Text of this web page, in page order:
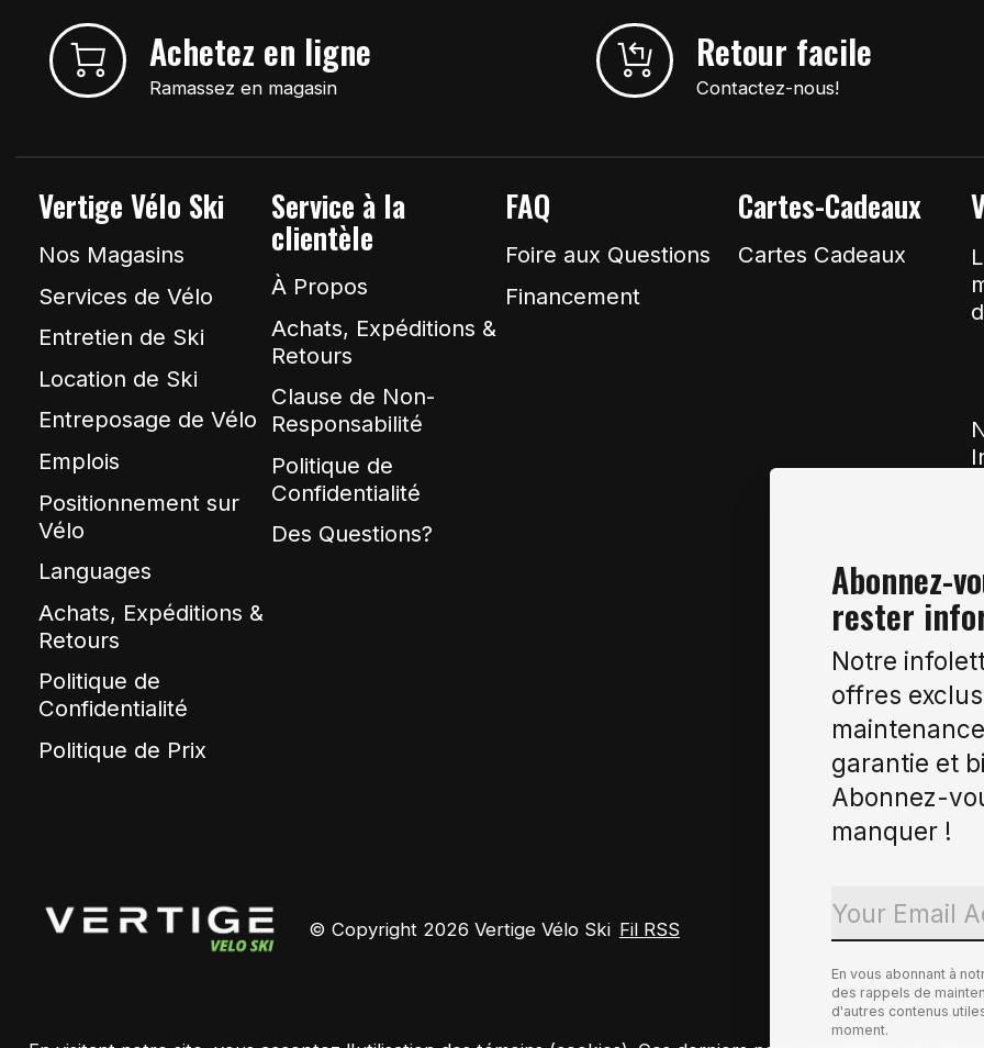
Achetez en ligne
Ramassez en magasin
Retour facile
Contactez-nous!
Vertige Vélo Ski
Nos Magasins
Services de Vélo
Entretien de Ski
Location de Ski
Entreposage de Vélo
Emplois
Positionnement sur
Vélo
Languages
Achats, Expéditions &
Retours
Politique de
Confidentialité
Politique de Prix
Service à la
clientèle
À Propos
Achats, Expéditions &
Retours
Clause de Non-
Responsabilité
Politique de
Confidentialité
Des Questions?
FAQ
Foire aux Questions
Financement
Cartes-Cadeaux
Cartes Cadeaux
© Copyright 2026 Vertige Vélo Ski Fil RSS
Abonnez-
rester
Notre
offres
garantie et
Abonnez-
manquer !
En vous abonnant à
des rappels de
d'autres contenus
moment.